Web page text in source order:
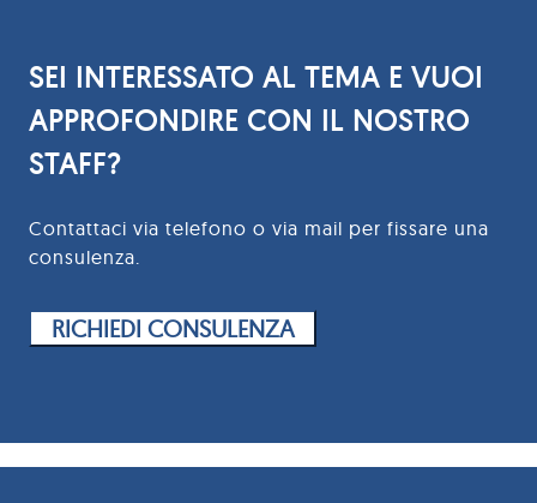
SEI INTERESSATO AL TEMA E VUOI
APPROFONDIRE CON IL NOSTRO
STAFF?
Contattaci via telefono o via mail per fissare una
consulenza.
RICHIEDI CONSULENZA